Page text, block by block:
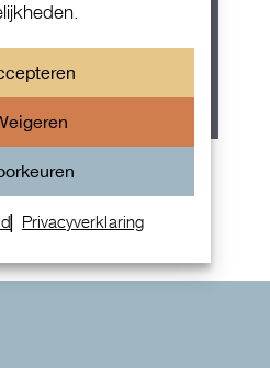
Privacyverklaring
Perpetual 36